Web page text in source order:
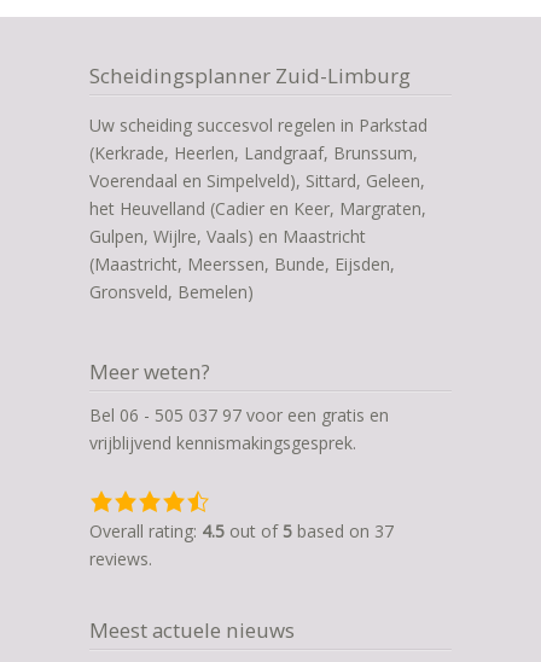
Scheidingsplanner Zuid-Limburg
Uw scheiding succesvol regelen in Parkstad
(Kerkrade, Heerlen, Landgraaf, Brunssum,
Voerendaal en Simpelveld), Sittard, Geleen,
het Heuvelland (Cadier en Keer, Margraten,
Gulpen, Wijlre, Vaals) en Maastricht
(Maastricht, Meerssen, Bunde, Eijsden,
Gronsveld, Bemelen)
Meer weten?
Bel 06 - 505 037 97 voor een gratis en
vrijblijvend kennismakingsgesprek.
4,5
rating
based
ratings
Overall rating: 4.5 out of 5 based on 37
reviews.
Meest actuele nieuws